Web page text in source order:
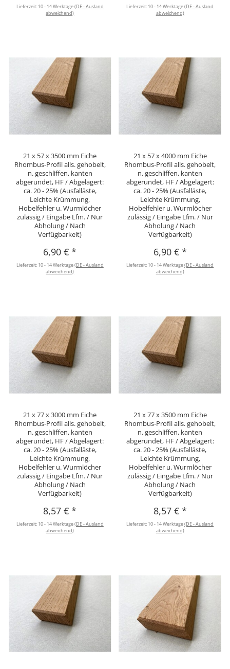
Lieferzeit: 10 - 14 Werktage(DE - Ausland
abweichend)
Lieferzeit: 10 - 14 Werktage(DE - Ausland
abweichend)
21 x 57 x 3500 mm Eiche
Rhombus-Profil alls. gehobelt,
n. geschliffen, kanten
abgerundet, HF / Abgelagert:
ca. 20 - 25% (Ausfalläste,
Leichte Krümmung,
Hobelfehler u. Wurmlöcher
zulässig / Eingabe Lfm. / Nur
Abholung / Nach
Verfügbarkeit)
6,90 €*
Lieferzeit: 10 - 14 Werktage(DE - Ausland
abweichend)
21 x 57 x 4000 mm Eiche
Rhombus-Profil alls. gehobelt,
n. geschliffen, kanten
abgerundet, HF / Abgelagert:
ca. 20 - 25% (Ausfalläste,
Leichte Krümmung,
Hobelfehler u. Wurmlöcher
zulässig / Eingabe Lfm. / Nur
Abholung / Nach
Verfügbarkeit)
6,90 € *
Lieferzeit: 10 - 14 Werktage(DE - Ausland
abweichend)
21 x 77 x 3000 mm Eiche
Rhombus-Profil alls. gehobelt,
n. geschliffen, kanten
abgerundet, HF / Abgelagert:
ca. 20 - 25% (Ausfalläste,
Leichte Krümmung,
Hobelfehler u. Wurmlöcher
zulässig / Eingabe Lfm. / Nur
Abholung / Nach
Verfügbarkeit)
8,57 €*
Lieferzeit: 10 - 14 Werktage(DE - Ausland
abweichend)
21 x 77 x 3500 mm Eiche
Rhombus-Profil alls. gehobelt,
n. geschliffen, kanten
abgerundet, HF / Abgelagert:
ca. 20 - 25% (Ausfalläste,
Leichte Krümmung,
Hobelfehler u. Wurmlöcher
zulässig / Eingabe Lfm. / Nur
Abholung / Nach
Verfügbarkeit)
8,57 € *
Lieferzeit: 10 - 14 Werktage(DE - Ausland
abweichend)